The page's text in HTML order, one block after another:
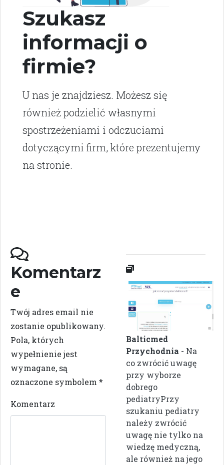
Szukasz
informacji o
firmie?
U nas je znajdziesz. Możesz się
również podzielić własnymi
spostrzeżeniami i odczuciami
dotyczącymi firm, które prezentujemy
na stronie.
Komentarz
e
Twój adres email nie
zostanie opublikowany.
Pola, których
wypełnienie jest
wymagane, są
oznaczone symbolem *
Komentarz
Balticmed
Przychodnia - Na
co zwrócić uwagę
przy wyborze
dobrego
pediatryPrzy
szukaniu pediatry
należy zwrócić
uwagę nie tylko na
wiedzę medyczną,
ale również na jego